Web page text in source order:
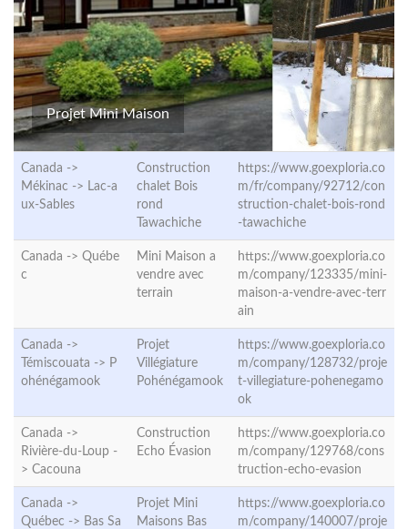
Projet Mini Maison
Canada ->
Mékinac -> Lac-a
ux-Sables
Construction
chalet Bois
rond
Tawachiche
https://www.goexploria.co
m/fr/company/92712/con
struction-chalet-bois-rond
-tawachiche
Canada -> Québe
c
Mini Maison a
vendre avec
terrain
https://www.goexploria.co
m/company/123335/mini-
maison-a-vendre-avec-terr
ain
Canada ->
Témiscouata -> P
ohénégamook
Projet
Villégiature
Pohénégamook
https://www.goexploria.co
m/company/128732/proje
t-villegiature-pohenegamo
ok
Canada ->
Rivière-du-Loup -
> Cacouna
Construction
Echo Évasion
https://www.goexploria.co
m/company/129768/cons
truction-echo-evasion
Canada ->
Québec -> Bas Sa
Projet Mini
Maisons Bas
https://www.goexploria.co
m/company/140007/proje